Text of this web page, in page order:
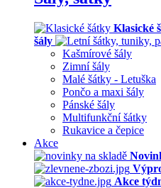
Šály, šátky
Klasické
šály
Kašmírové šály
Zimní šály
Malé šátky - Letuška
Pončo a maxi šály
Pánské šály
Multifunkční šátky
Akce